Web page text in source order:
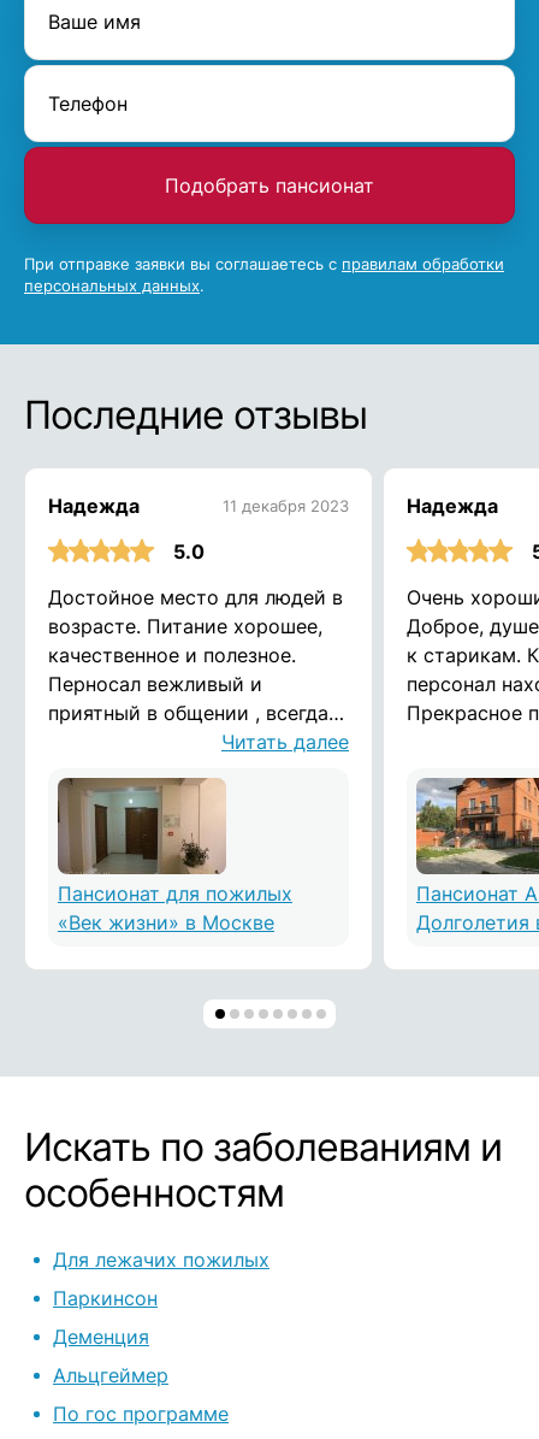
Подобрать пансионат
При отправке заявки вы соглашаетесь с правилам обработки
персональных данных.
Последние отзывы
Надежда 11 декабря 2023
5.0
Достойное место для людей в
возрасте. Питание хорошее,
качественное и полезное.
Перносал вежливый и
приятный в общении , всегда
отзываются на просьбы.
опрятные. Спасибо вам
Читать далее
Пансионат для пожилых
«Век жизни» в Москве
Надежда
Очень
Доброе,
к старикам.
персонал
Прекрасное
Пансионат
Долголетия
Искать по заболеваниям и
особенностям
Для лежачих пожилых
Паркинсон
Деменция
Альцгеймер
По гос программе